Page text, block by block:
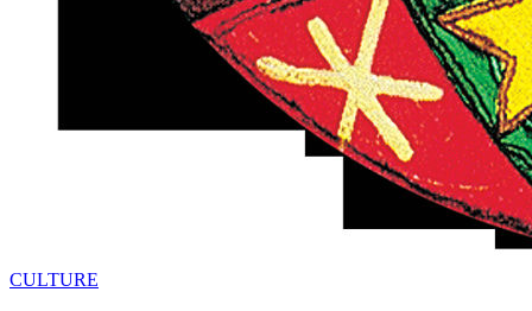
CULTURE